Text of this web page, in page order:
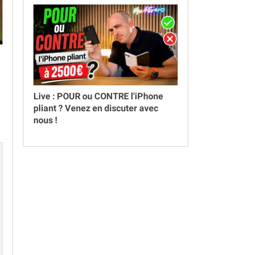
Live : POUR ou CONTRE l'iPhone
pliant ? Venez en discuter avec
nous !